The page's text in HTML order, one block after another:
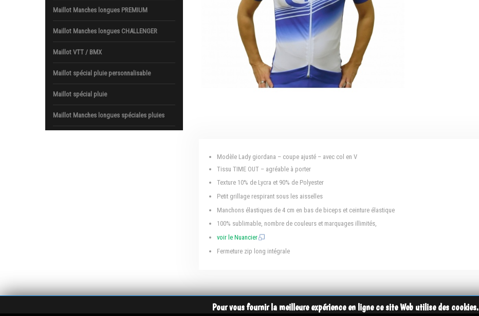
Modèle Lady giordana – coupe ajusté – avec col en V
Tissu TIME OUT – agréable à porter
Texture 10% de Lycra et 90% de Polyester
Petit grillage respirant sous les aisselles
Manchons élastiques de 4 cm en bas de biceps et ceinture élastique
100% sublimable, nombre de couleurs et marquages illimités,
voir le Nuancier
Fermeture zip long intégrale
Maillot Manches longues PREMIUM
Maillot Manches longues CHALLENGER
Maillot VTT / BMX
Maillot spécial pluie personnalisable
Maillot spécial pluie
Maillot Manches longues spéciales pluies
Pour vous fournir la meilleure expérience en ligne ce site Web utilise des cookies.